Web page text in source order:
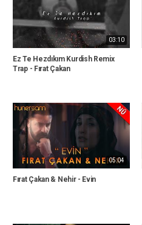
03:10
Ez Te Hezdıkım Kurdish Remix
Trap - Fırat Çakan
05:04
Fırat Çakan & Nehir - Evin